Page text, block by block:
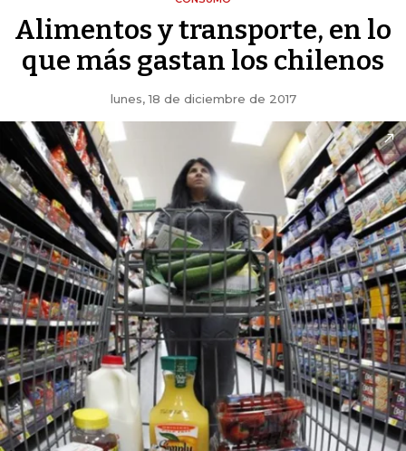
Alimentos y transporte, en lo
que más gastan los chilenos
lunes, 18 de diciembre de 2017